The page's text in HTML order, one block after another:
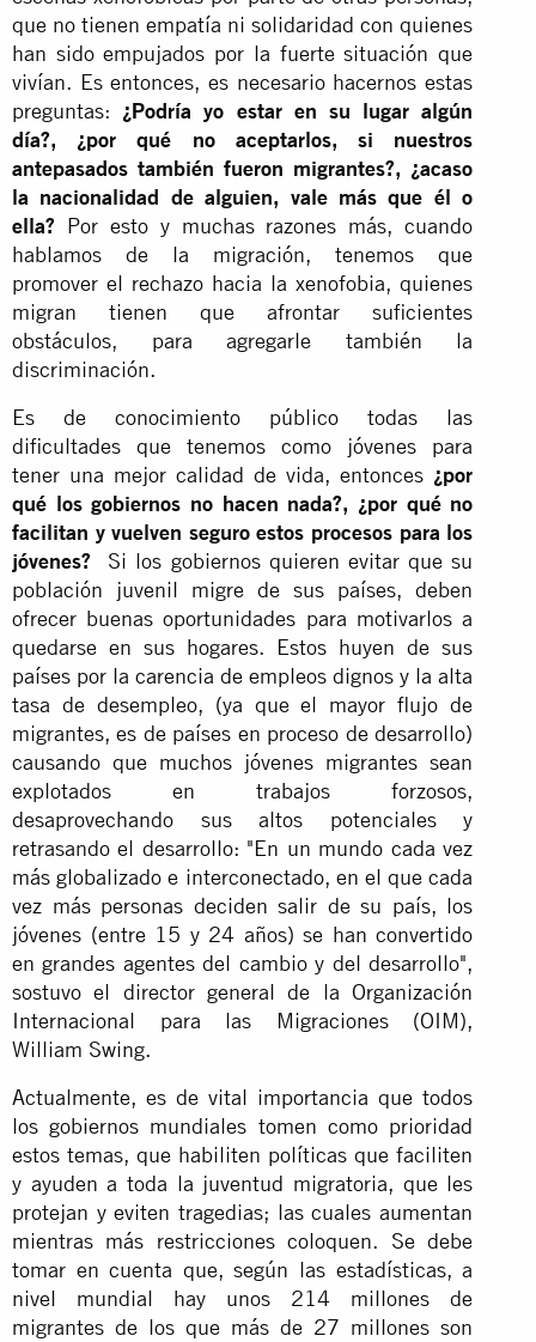
que no tienen empatía ni solidaridad con quienes
han sido empujados por la fuerte situación que
vivían. Es entonces, es necesario hacernos estas
preguntas: ¿Podría yo estar en su lugar algún
día?,
¿por qué no aceptarlos, si nuestros
antepasados también fueron migrantes?, ¿acaso
la nacionalidad de alguien, vale más que él o
ella? Por esto y muchas razones más, cuando
hablamos de la migración, tenemos que
promover el rechazo hacia la xenofobia, quienes
migran tienen que afrontar suficientes
obstáculos, para agregarle también la
discriminación.
Es de conocimiento público todas las
dificultades que tenemos como jóvenes para
tener una mejor calidad de vida, entonces ¿por
qué los gobiernos no hacen nada?, ¿por qué no
facilitan y vuelven seguro estos procesos para los
jóvenes? Si los gobiernos quieren evitar que su
población juvenil migre de sus países, deben
ofrecer buenas oportunidades para motivarlos a
quedarse en sus hogares. Estos huyen de sus
países por la carencia de empleos dignos y la alta
tasa de desempleo, (ya que el mayor flujo de
migrantes, es de países en proceso de desarrollo)
causando que muchos jóvenes migrantes sean
explotados en trabajos forzosos,
desaprovechando sus altos potenciales y
retrasando el desarrollo: "En un mundo cada vez
más globalizado e interconectado, en el que cada
vez más personas deciden salir de su país, los
jóvenes (entre 15 y 24 años) se han convertido
en grandes agentes del cambio y del desarrollo",
sostuvo el director general de la Organización
Internacional para las Migraciones (OIM),
William Swing.
Actualmente, es de vital importancia que todos
los gobiernos mundiales tomen como prioridad
estos temas, que habiliten políticas que faciliten
y ayuden a toda la juventud migratoria, que les
protejan y eviten tragedias; las cuales aumentan
mientras más restricciones coloquen. Se debe
tomar en cuenta que, según las estadísticas, a
nivel mundial hay unos 214 millones de
migrantes de los que más de 27 millones son